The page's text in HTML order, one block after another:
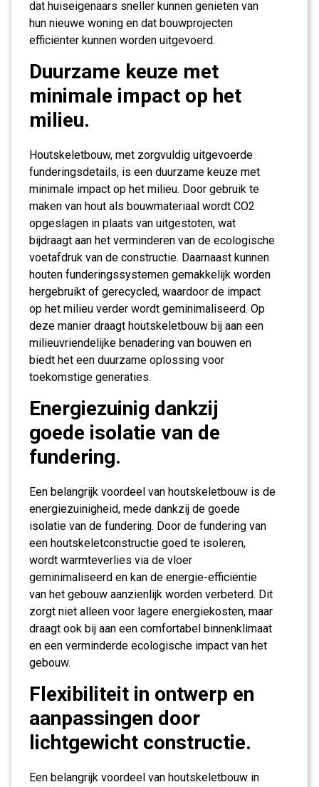
dat huiseigenaars sneller kunnen genieten van
hun nieuwe woning en dat bouwprojecten
efficiënter kunnen worden uitgevoerd.
Duurzame keuze met
minimale impact op het
milieu.
Houtskeletbouw, met zorgvuldig uitgevoerde
funderingsdetails, is een duurzame keuze met
minimale impact op het milieu. Door gebruik te
maken van hout als bouwmateriaal wordt CO2
opgeslagen in plaats van uitgestoten, wat
bijdraagt aan het verminderen van de ecologische
voetafdruk van de constructie. Daarnaast kunnen
houten funderingssystemen gemakkelijk worden
hergebruikt of gerecycled, waardoor de impact
op het milieu verder wordt geminimaliseerd. Op
deze manier draagt houtskeletbouw bij aan een
milieuvriendelijke benadering van bouwen en
biedt het een duurzame oplossing voor
toekomstige generaties.
Energiezuinig dankzij
goede isolatie van de
fundering.
Een belangrijk voordeel van houtskeletbouw is de
energiezuinigheid, mede dankzij de goede
isolatie van de fundering. Door de fundering van
een houtskeletconstructie goed te isoleren,
wordt warmteverlies via de vloer
geminimaliseerd en kan de energie-efficiëntie
van het gebouw aanzienlijk worden verbeterd. Dit
zorgt niet alleen voor lagere energiekosten, maar
draagt ook bij aan een comfortabel binnenklimaat
en een verminderde ecologische impact van het
gebouw.
Flexibiliteit in ontwerp en
aanpassingen door
lichtgewicht constructie.
Een belangrijk voordeel van houtskeletbouw in